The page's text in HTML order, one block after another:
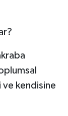
ve kendisine